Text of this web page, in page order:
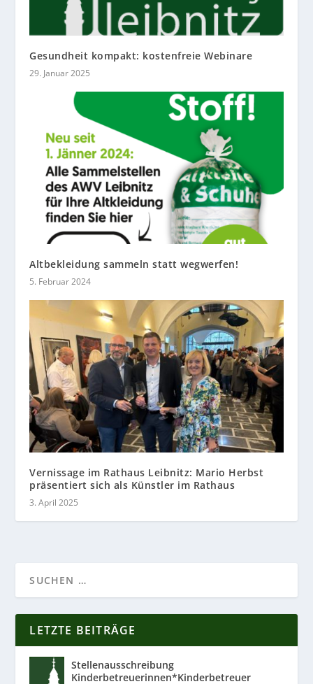
Gesundheit kompakt: kostenfreie Webinare
29. Januar 2025
Altbekleidung sammeln statt wegwerfen!
5. Februar 2024
Vernissage im Rathaus Leibnitz: Mario Herbst
präsentiert sich als Künstler im Rathaus
3. April 2025
LETZTE BEITRÄGE
Stellenausschreibung
Kinderbetreuerinnen*Kinderbetreuer